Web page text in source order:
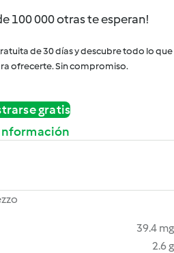
100 000 otras te esperan!
de 30 días y descubre todo lo que
ofrecerte. Sin compromiso.
gratis
39.4 mg
2.6 g